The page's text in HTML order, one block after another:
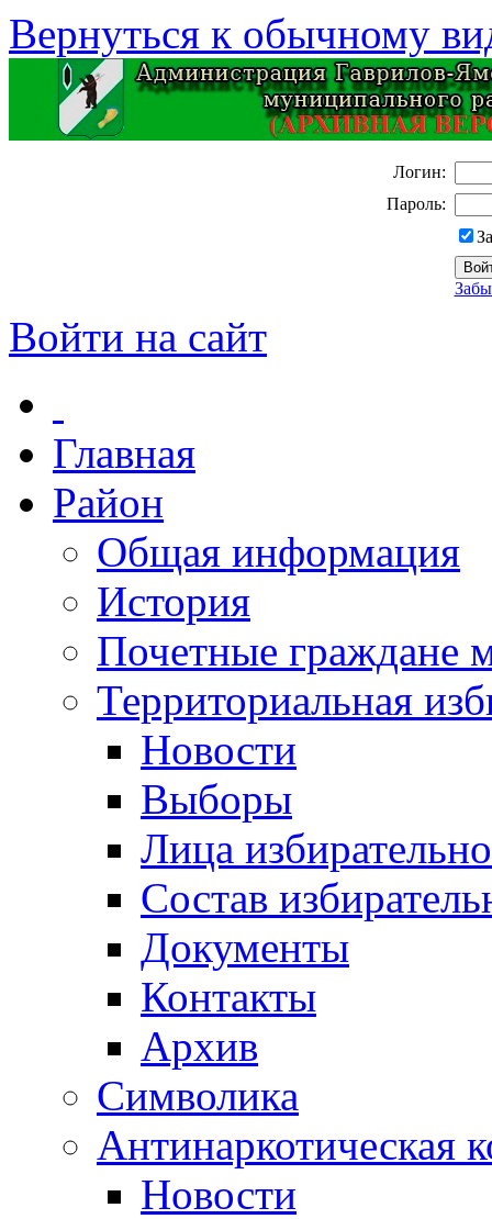
Вернуться к обычному
Логин:
Пароль:
Войти на сайт
Главная
Район
Общая информация
История
Почетные граждане
Территориальная
Новости
Выборы
Лица
Состав
Документы
Контакты
Архив
Символика
Антинаркотическая
Новости